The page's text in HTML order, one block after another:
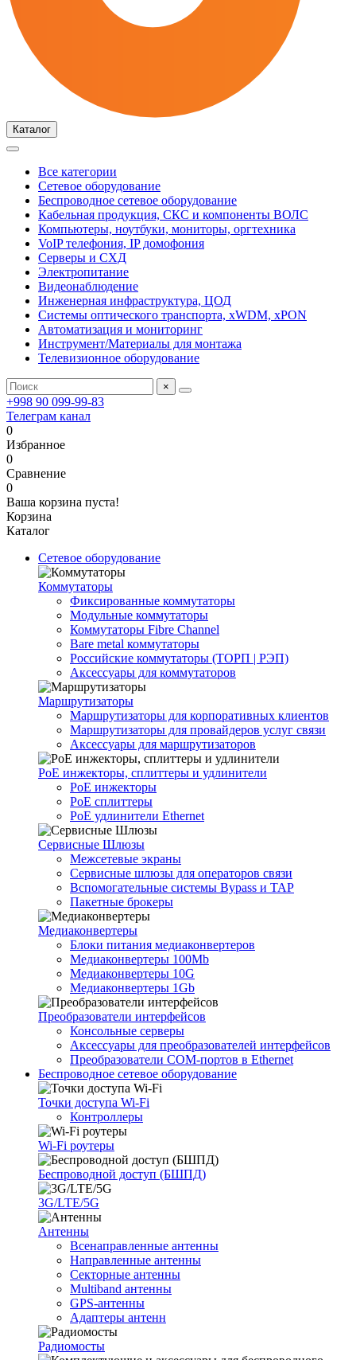
Каталог
Все категории
Сетевое оборудование
Беспроводное сетевое оборудование
Кабельная продукция, СКС и компоненты ВОЛС
Компьютеры, ноутбуки, мониторы, оргтехника
VoIP телефония, IP домофония
Серверы и СХД
Электропитание
Видеонаблюдение
Инженерная инфраструктура, ЦОД
Системы оптического транспорта, xWDM, xPON
Автоматизация и мониторинг
Инструмент/Материалы для монтажа
Телевизионное оборудование
×
+998 90 099-99-83
Телеграм канал
0
Избранное
0
Сравнение
0
Ваша корзина пуста!
Корзина
Каталог
Сетевое оборудование
Коммутаторы
Фиксированные коммутаторы
Модульные коммутаторы
Коммутаторы Fibre Channel
Bare metal коммутаторы
Российские коммутаторы (ТОРП | РЭП)
Аксессуары для коммутаторов
Маршрутизаторы
Маршрутизаторы для корпоративных клиентов
Маршрутизаторы для провайдеров услуг связи
Аксессуары для маршрутизаторов
PoE инжекторы, сплиттеры и удлинители
PoE инжекторы
PoE сплиттеры
PoE удлинители Ethernet
Сервисные Шлюзы
Межсетевые экраны
Сервисные шлюзы для операторов связи
Вспомогательные системы Bypass и TAP
Пакетные брокеры
Медиаконвертеры
Блоки питания медиаконвертеров
Медиаконвертеры 100Mb
Медиаконвертеры 10G
Медиаконвертеры 1Gb
Преобразователи интерфейсов
Консольные серверы
Аксессуары для преобразователей интерфейсов
Преобразователи COM-портов в Ethernet
Беспроводное сетевое оборудование
Точки доступа Wi-Fi
Контроллеры
Wi-Fi роутеры
Беспроводной доступ (БШПД)
3G/LTE/5G
Антенны
Всенаправленные антенны
Направленные антенны
Секторные антенны
Multiband антенны
GPS-антенны
Адаптеры антенн
Радиомосты